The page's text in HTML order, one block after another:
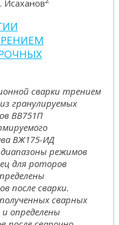
Исаханов
сварки трением
гранулируемых
ВВ751П
ВЖ175-ИД
режимов
для роторов
после сварки.
сварных
и определены